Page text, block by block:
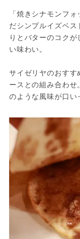
「焼きシナモンフ
だシンプルイズベ
りとバターのコク
い味わい。
サイゼリヤのおすす
ースとの組み合わ
のような風味が口い